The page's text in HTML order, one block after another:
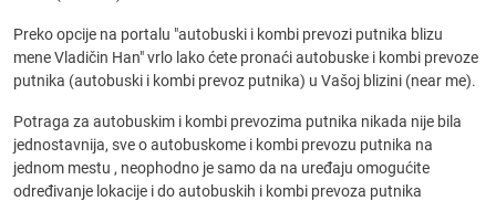
Preko opcije na portalu "autobuski i kombi prevozi putnika blizu
mene Vladičin Han" vrlo lako ćete pronaći autobuske i kombi prevoze
putnika (autobuski i kombi prevoz putnika) u Vašoj blizini (near me).
Potraga za autobuskim i kombi prevozima putnika nikada nije bila
jednostavnija, sve o autobuskome i kombi prevozu putnika na
jednom mestu , neophodno je samo da na uređaju omogućite
određivanje lokacije i do autobuskih i kombi prevoza putnika